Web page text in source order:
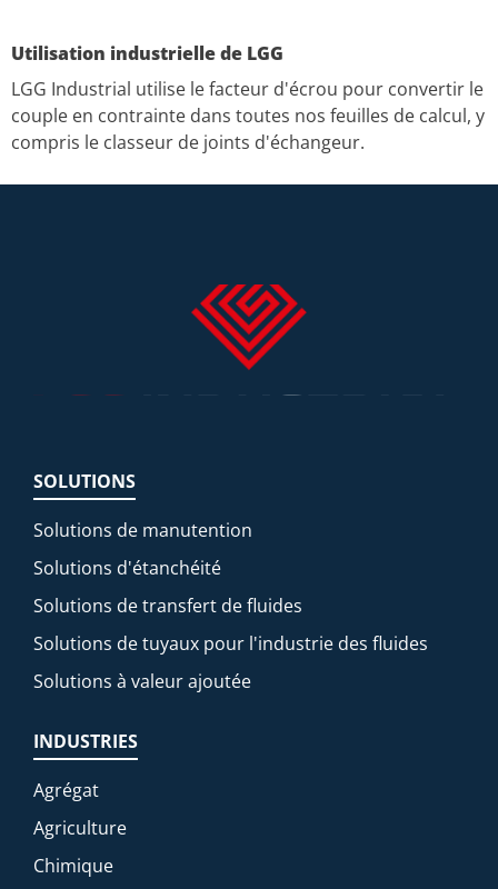
Utilisation industrielle de LGG
LGG Industrial utilise le facteur d'écrou pour convertir le
couple en contrainte dans toutes nos feuilles de calcul, y
compris le classeur de joints d'échangeur.
SOLUTIONS
Solutions de manutention
Solutions d'étanchéité
Solutions de transfert de fluides
Solutions de tuyaux pour l'industrie des fluides
Solutions à valeur ajoutée
INDUSTRIES
Agrégat
Agriculture
Chimique